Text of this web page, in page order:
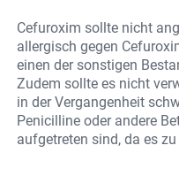
Cefuroxim sollte nicht
allergisch gegen
einen der sonstigen
Zudem sollte es nicht
in der Vergangenheit
Penicilline oder andere
aufgetreten sind, da es